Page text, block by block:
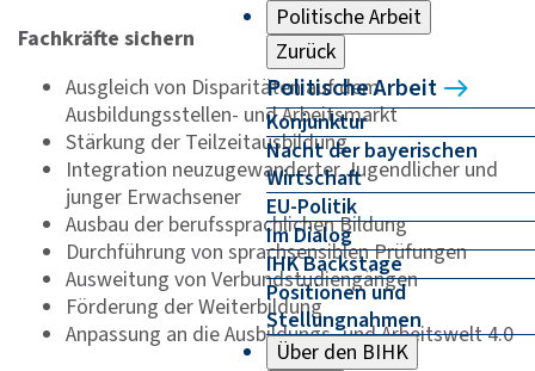
Politische Arbeit
Zurück
Politische Arbeit
Konjunktur
Nacht der bayerischen
Wirtschaft
EU-Politik
Im Dialog
IHK Backstage
Positionen und
Stellungnahmen
Über den BIHK
Fachkräfte sichern
Ausgleich von Disparitäten auf dem
Ausbildungsstellen- und Arbeitsmarkt
Stärkung der Teilzeitausbildung
Integration neuzugewanderter Jugendlicher und
junger Erwachsener
Ausbau der berufssprachlichen Bildung
Durchführung von sprachsensiblen Prüfungen
Ausweitung von Verbundstudiengängen
Förderung der Weiterbildung
Anpassung an die Ausbildungs- und Arbeitswelt 4.0